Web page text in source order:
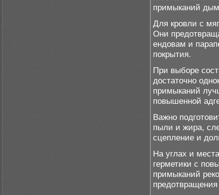
примыканий
Для кровли с
Они
ендовам и
покрытия.
При выборе
достаточно
примыканий
повышенной
Важно
пыли и жира,
сцепление и
На углах и
герметики с
примыканий